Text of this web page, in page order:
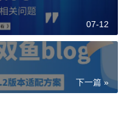
07-12
下一篇 »